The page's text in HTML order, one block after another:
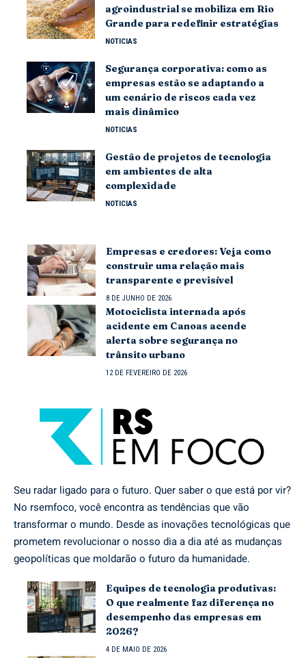
agroindustrial se mobiliza em Rio
Grande para redefinir estratégias
NOTICIAS
Segurança corporativa: como as
empresas estão se adaptando a
um cenário de riscos cada vez
mais dinâmico
NOTICIAS
Gestão de projetos de tecnologia
em ambientes de alta
complexidade
NOTICIAS
Empresas e credores: Veja como
construir uma relação mais
transparente e previsível
8 DE JUNHO DE 2026
Motociclista internada após
acidente em Canoas acende
alerta sobre segurança no
trânsito urbano
12 DE FEVEREIRO DE 2026
Seu radar ligado para o futuro. Quer saber o que está por vir?
No rsemfoco, você encontra as tendências que vão
transformar o mundo. Desde as inovações tecnológicas que
prometem revolucionar o nosso dia a dia até as mudanças
geopolíticas que moldarão o futuro da humanidade.
Equipes de tecnologia produtivas:
O que realmente faz diferença no
desempenho das empresas em
2026?
4 DE MAIO DE 2026